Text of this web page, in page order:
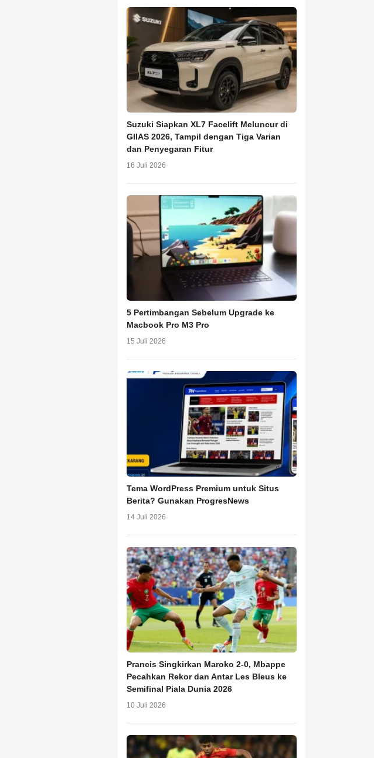
Suzuki Siapkan XL7 Facelift Meluncur di
GIIAS 2026, Tampil dengan Tiga Varian
dan Penyegaran Fitur
16 Juli 2026
5 Pertimbangan Sebelum Upgrade ke
Macbook Pro M3 Pro
15 Juli 2026
Tema WordPress Premium untuk Situs
Berita? Gunakan ProgresNews
14 Juli 2026
Prancis Singkirkan Maroko 2-0, Mbappe
Pecahkan Rekor dan Antar Les Bleus ke
Semifinal Piala Dunia 2026
10 Juli 2026